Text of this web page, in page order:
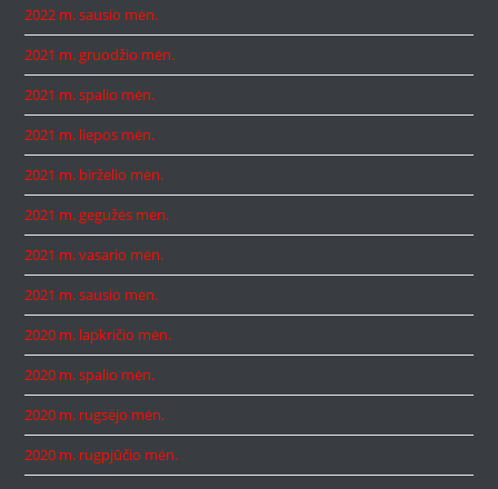
2022 m. sausio mėn.
2021 m. gruodžio mėn.
2021 m. spalio mėn.
2021 m. liepos mėn.
2021 m. birželio mėn.
2021 m. gegužės mėn.
2021 m. vasario mėn.
2021 m. sausio mėn.
2020 m. lapkričio mėn.
2020 m. spalio mėn.
2020 m. rugsėjo mėn.
2020 m. rugpjūčio mėn.